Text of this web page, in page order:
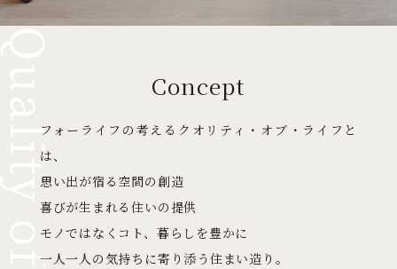
Concept
フォーライフの考えるクオリティ・オブ・ライフと
は、
思い出が宿る空間の創造
喜びが生まれる住いの提供
モノではなくコト、暮らしを豊かに
一人一人の気持ちに寄り添う住まい造り。